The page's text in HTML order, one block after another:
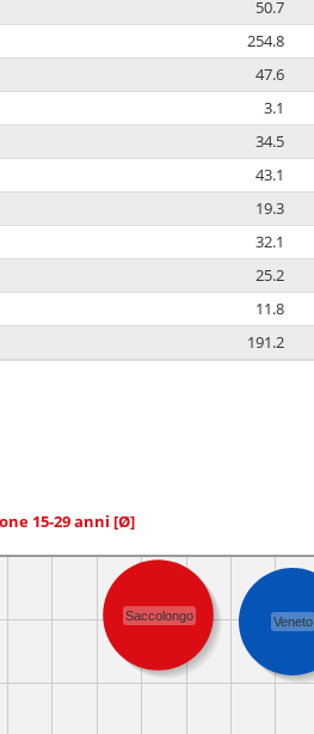
50.7
254.8
47.6
3.1
34.5
43.1
19.3
32.1
25.2
11.8
191.2
15-29 anni [Ø]
Saccolongo Veneto